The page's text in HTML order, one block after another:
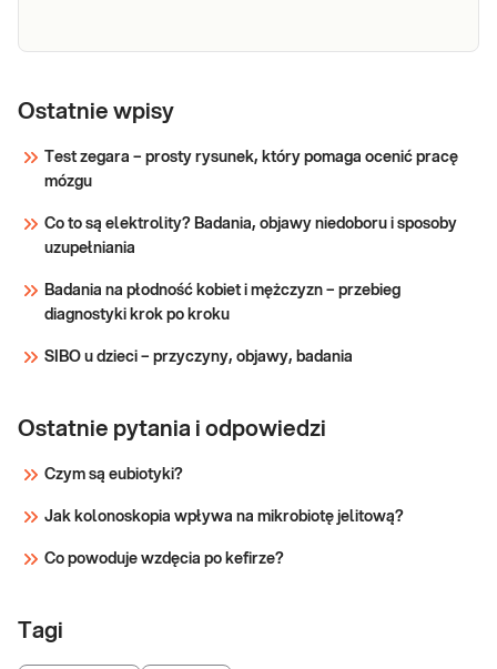
Barr virus) IgG
pomocny w rozpoznaniu ostrego
mononukleozy zakaźnej.
Ostatnie wpisy
Test zegara – prosty rysunek, który pomaga ocenić pracę
mózgu
Co to są elektrolity? Badania, objawy niedoboru i sposoby
uzupełniania
Badania na płodność kobiet i mężczyzn – przebieg
diagnostyki krok po kroku
SIBO u dzieci – przyczyny, objawy, badania
Ostatnie pytania i odpowiedzi
Czym są eubiotyki?
Jak kolonoskopia wpływa na mikrobiotę jelitową?
Co powoduje wzdęcia po kefirze?
Tagi